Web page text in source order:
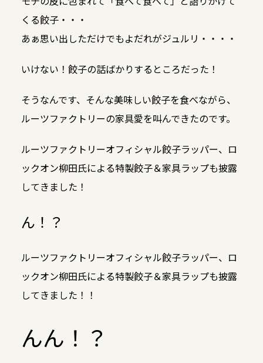
くる餃子・・・
あぁ思い出しただけでもよだれがジュルリ・・・・
いけない！餃子の話ばかりするところだった！
そうなんです、そんな美味しい餃子を食べながら、
ルーツファクトリーの家具愛を叫んできたのです。
ルーツファクトリーオフィシャル餃子ラッパー、ロ
ックオン柳田氏による特製餃子＆家具ラップも披露
してきました！
ん！？
ルーツファクトリーオフィシャル餃子ラッパー、ロ
ックオン柳田氏による特製餃子＆家具ラップも披露
してきました！！
んん！？